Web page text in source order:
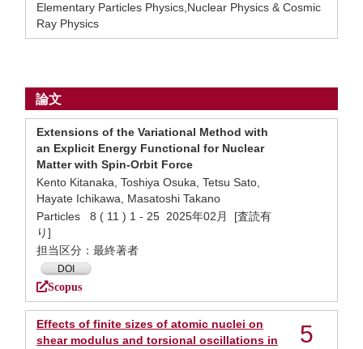
Elementary Particles Physics,Nuclear Physics & Cosmic
Ray Physics
論文
Extensions of the Variational Method with
an Explicit Energy Functional for Nuclear
Matter with Spin-Orbit Force
Kento Kitanaka, Toshiya Osuka, Tetsu Sato,
Hayate Ichikawa, Masatoshi Takano
Particles 8 ( 11 ) 1 - 25 2025年02月 [査読有
り]
担当区分：最終著者
DOI
Scopus
Effects of finite sizes of atomic nuclei on
shear modulus and torsional oscillations in
5